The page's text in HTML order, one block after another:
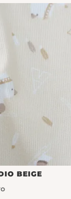
BEIGE